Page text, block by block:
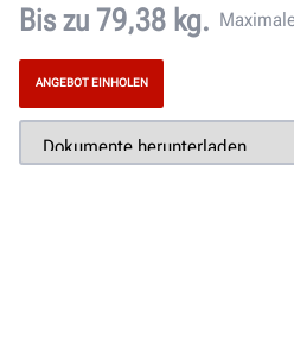
Bis zu 79,38 kg.
ANGEBOT EINHOLEN